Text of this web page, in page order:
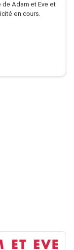
Adam et Eve et
en cours.